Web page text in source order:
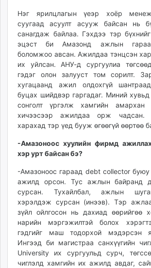
Нэг ярилцлагын үеэр хоёр
суугаад асуулт асууж байсан нь
санагдаж байлаа. Гэхдээ тэр
эцэст би Амазонд ажлын
боломжоо авсан. Ажилдаа тэнцсэн
их уйлсан. АНУ-д сургуулиа
гэдэг олон залууст том сорилт.
хугацаанд ажил олдохгүй
буцах шийдвэр гаргадаг. Миний
сонголт үргэлж хамгийн
хичээсээр ажилдаа орж чадсан.
харахад тэр үед бууж өгөөгүй өөртөө
-Амазоноос хуулийн фирмд
хэр урт байсан бэ?
-Амазоноос гараад debt col­lector буюу
ажилд орсон. Тус ажлын байранд
сурсан. Тухайлбал, ажлын
хэрэлдэж сурсан (инээв). Тэр
зүйл ойлгосон нь дахиад өөрийгөө
нарийн мэргэжилтэй болох
гэдгийг маш тодорхой мэдэрсэн
Ингээд би магистраа санхүүгийн
University их сургуульд сурч,
чиглэлд хамгийн их ажилд авдаг,